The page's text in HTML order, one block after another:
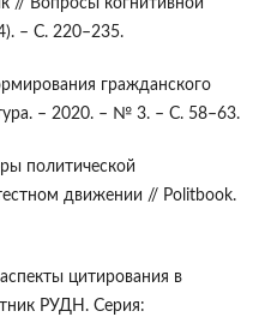
// Вопросы когнитивной
– С. 220–235.
гражданского
– 2020. – № 3. – С. 58–63.
политической
движении // Politbook.
цитирования в
РУДН. Серия: